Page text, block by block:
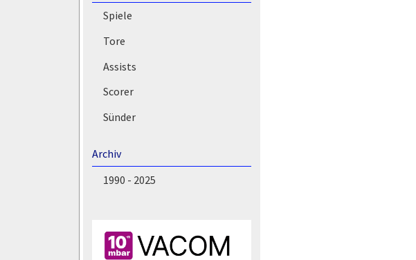
Spiele
Tore
Assists
Scorer
Sünder
Archiv
1990 - 2025